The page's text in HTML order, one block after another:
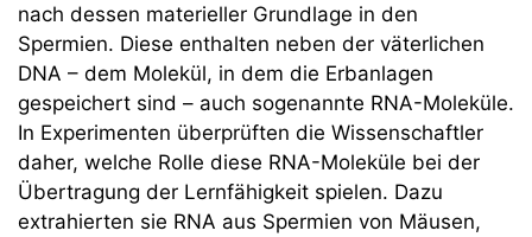
nach dessen materieller Grundlage in den
Spermien. Diese enthalten neben der väterlichen
DNA – dem Molekül, in dem die Erbanlagen
gespeichert sind – auch sogenannte RNA-Moleküle.
In Experimenten überprüften die Wissenschaftler
daher, welche Rolle diese RNA-Moleküle bei der
Übertragung der Lernfähigkeit spielen. Dazu
extrahierten sie RNA aus Spermien von Mäusen,